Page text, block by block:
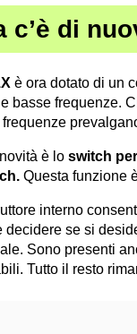
c’è di
è ora dotato di un
basse frequenze.
frequenze
è lo switch
Questa funzione
interno
decidere se si
Sono presenti
Tutto il resto